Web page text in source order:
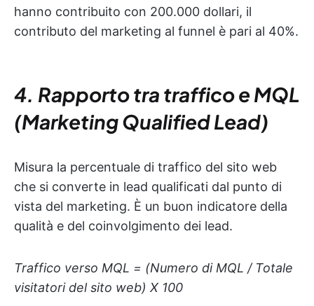
hanno contribuito con 200.000 dollari, il
contributo del marketing al funnel è pari al 40%.
4. Rapporto tra traffico e MQL
(Marketing Qualified Lead)
Misura la percentuale di traffico del sito web
che si converte in lead qualificati dal punto di
vista del marketing. È un buon indicatore della
qualità e del coinvolgimento dei lead.
Traffico verso MQL = (Numero di MQL / Totale
visitatori del sito web) X 100